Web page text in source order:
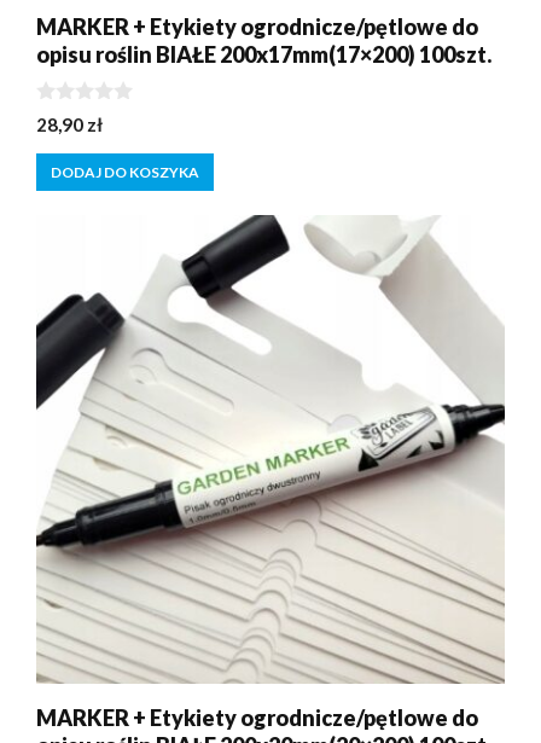
MARKER + Etykiety ogrodnicze/pętlowe do
opisu roślin BIAŁE 200x17mm(17×200) 100szt.
0
z
5
28,90 zł
DODAJ DO KOSZYKA
MARKER + Etykiety ogrodnicze/pętlowe do